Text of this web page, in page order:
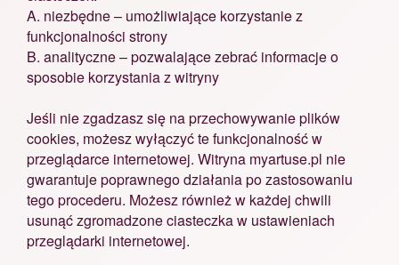
A. niezbędne – umożliwiające korzystanie z
funkcjonalności strony
B. analityczne – pozwalające zebrać informacje o
sposobie korzystania z witryny
Jeśli nie zgadzasz się na przechowywanie plików
cookies, możesz wyłączyć te funkcjonalność w
przeglądarce internetowej. Witryna myartuse.pl nie
gwarantuje poprawnego działania po zastosowaniu
tego procederu. Możesz również w każdej chwili
usunąć zgromadzone ciasteczka w ustawieniach
przeglądarki internetowej.